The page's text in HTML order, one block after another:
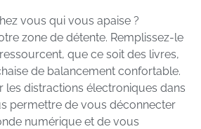
vous qui vous apaise ?
zone de détente. Remplissez-le
que ce soit des livres,
de balancement confortable.
les distractions électroniques dans
permettre de vous déconnecter
numérique et de vous